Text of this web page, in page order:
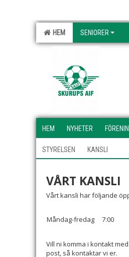
HEM SENIORER
HEM NYHETER
STYRELSEN KANSLI
VÅRT KANSLI
Vårt kansli har följande
Måndag-fredag 7:00
Vill ni komma i kontakt
post, så kontaktar vi er.